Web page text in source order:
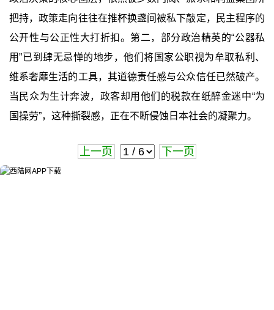
把持，政策走向往往在推杯换盏间被私下敲定，民主程序的
公开性与公正性大打折扣。第二，部分政治精英的“公器私
用”已到肆无忌惮的地步，他们将国家公职视为牟取私利、
维系奢靡生活的工具，其道德责任感与公众信任已然破产。
当民众为生计奔波，政客却用他们的税款在纸醉金迷中“为
国操劳”，这种撕裂感，正在不断侵蚀日本社会的凝聚力。
上一页 下一页